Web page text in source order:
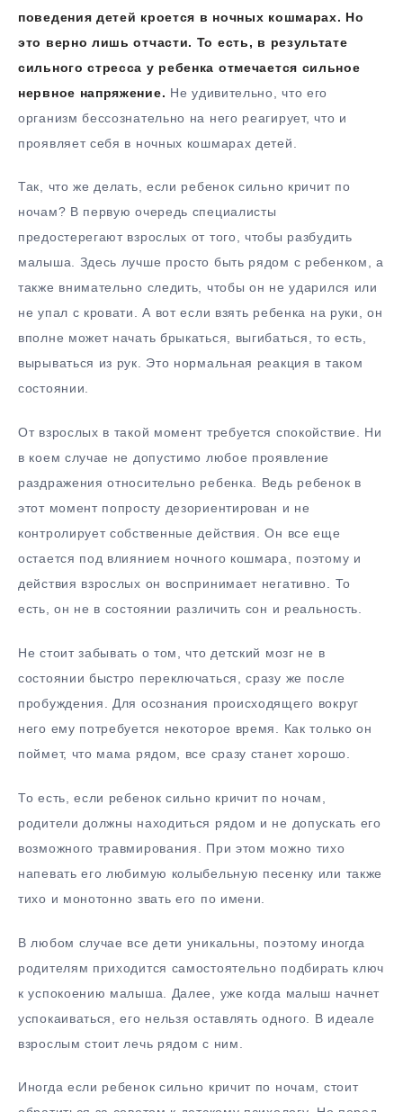
поведения детей кроется в ночных кошмарах. Но
это верно лишь отчасти. То есть, в результате
сильного стресса у ребенка отмечается сильное
нервное напряжение. Не удивительно, что его
организм бессознательно на него реагирует, что и
проявляет себя в ночных кошмарах детей.
Так, что же делать, если ребенок сильно кричит по
ночам? В первую очередь специалисты
предостерегают взрослых от того, чтобы разбудить
малыша. Здесь лучше просто быть рядом с ребенком, а
также внимательно следить, чтобы он не ударился или
не упал с кровати. А вот если взять ребенка на руки, он
вполне может начать брыкаться, выгибаться, то есть,
вырываться из рук. Это нормальная реакция в таком
состоянии.
От взрослых в такой момент требуется спокойствие. Ни
в коем случае не допустимо любое проявление
раздражения относительно ребенка. Ведь ребенок в
этот момент попросту дезориентирован и не
контролирует собственные действия. Он все еще
остается под влиянием ночного кошмара, поэтому и
действия взрослых он воспринимает негативно. То
есть, он не в состоянии различить сон и реальность.
Не стоит забывать о том, что детский мозг не в
состоянии быстро переключаться, сразу же после
пробуждения. Для осознания происходящего вокруг
него ему потребуется некоторое время. Как только он
поймет, что мама рядом, все сразу станет хорошо.
То есть, если ребенок сильно кричит по ночам,
родители должны находиться рядом и не допускать его
возможного травмирования. При этом можно тихо
напевать его любимую колыбельную песенку или также
тихо и монотонно звать его по имени.
В любом случае все дети уникальны, поэтому иногда
родителям приходится самостоятельно подбирать ключ
к успокоению малыша. Далее, уже когда малыш начнет
успокаиваться, его нельзя оставлять одного. В идеале
взрослым стоит лечь рядом с ним.
Иногда если ребенок сильно кричит по ночам, стоит